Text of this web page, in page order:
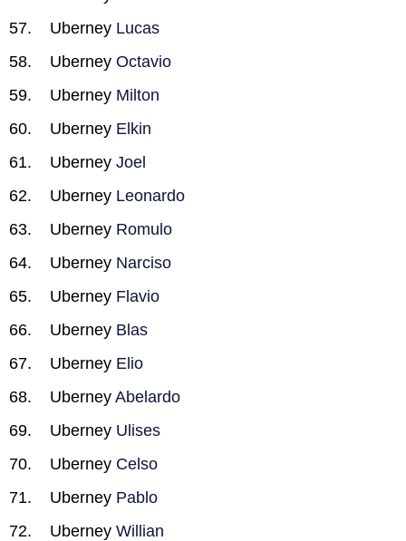
Uberney Lucas
Uberney Octavio
Uberney Milton
Uberney Elkin
Uberney Joel
Uberney Leonardo
Uberney Romulo
Uberney Narciso
Uberney Flavio
Uberney Blas
Uberney Elio
Uberney Abelardo
Uberney Ulises
Uberney Celso
Uberney Pablo
Uberney Willian